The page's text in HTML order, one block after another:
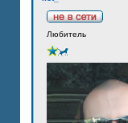
Любитель